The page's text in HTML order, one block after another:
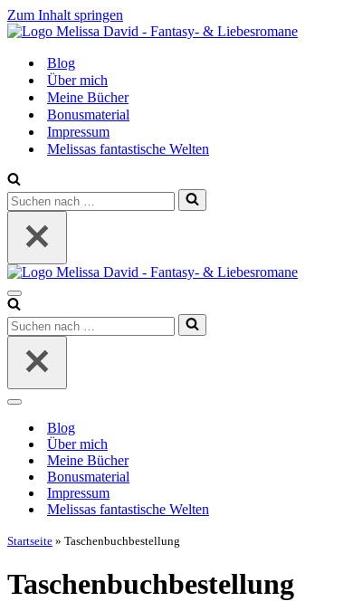
Zum Inhalt springen
Blog
Über mich
Meine Bücher
Bonusmaterial
Impressum
Melissas fantastische Welten
Suchen
nach …
Navigationsmenü
Suchen
nach …
Navigationsmenü
Blog
Über mich
Meine Bücher
Bonusmaterial
Impressum
Melissas fantastische Welten
Startseite » Taschenbuchbestellung
Taschenbuchbestellung